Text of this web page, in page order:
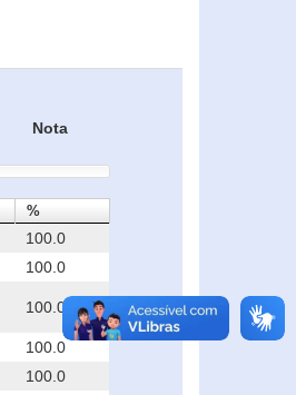
Nota
%
100.0
100.0
100.0
100.0
100.0